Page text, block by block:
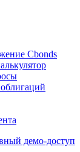
базу данных
Cbonds